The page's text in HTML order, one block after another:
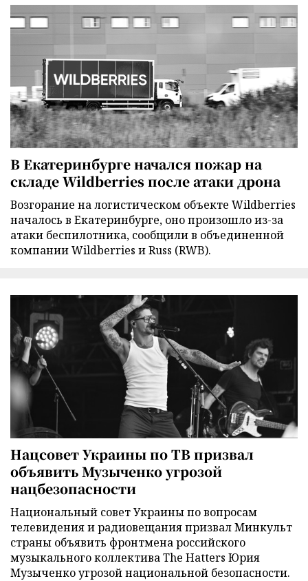
В Екатеринбурге начался пожар на
складе Wildberries после атаки дрона
Возгорание на логистическом объекте Wildberries
началось в Екатеринбурге, оно произошло из-за
атаки беспилотника, сообщили в объединенной
компании Wildberries и Russ (RWB).
Нацсовет Украины по ТВ призвал
объявить Музыченко угрозой
нацбезопасности
Национальный совет Украины по вопросам
телевидения и радиовещания призвал Минкульт
страны объявить фронтмена российского
музыкального коллектива The Hatters Юрия
Музыченко угрозой национальной безопасности.